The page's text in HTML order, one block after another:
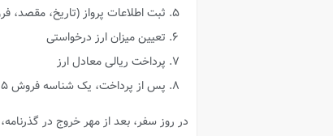
ثبت اطلاعات پرواز (تاریخ، مقصد،
تعیین میزان ارز درخواستی
پرداخت ریالی معادل ارز
پس از پرداخت، یک شناسه فروش ۱۵ رقمی دریافت می‌کنید.
در روز سفر، بعد از مهر خروج در